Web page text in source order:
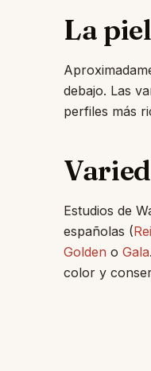
La
debajo. Las
perfiles más
Estudios de
españolas (
Golden o Gala
color y